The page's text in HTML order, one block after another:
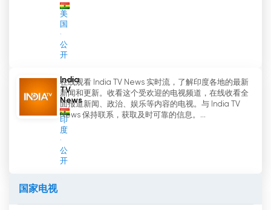
美
国
公
开
India
TV
News
印
度
公
开
在线观看 India TV News 实时流，了解印度各地的最新
新闻和更新。收看这个受欢迎的电视频道，在线收看全
面报道新闻、政治、娱乐等内容的电视。与 India TV
News 保持联系，获取及时可靠的信息。...
国家电视